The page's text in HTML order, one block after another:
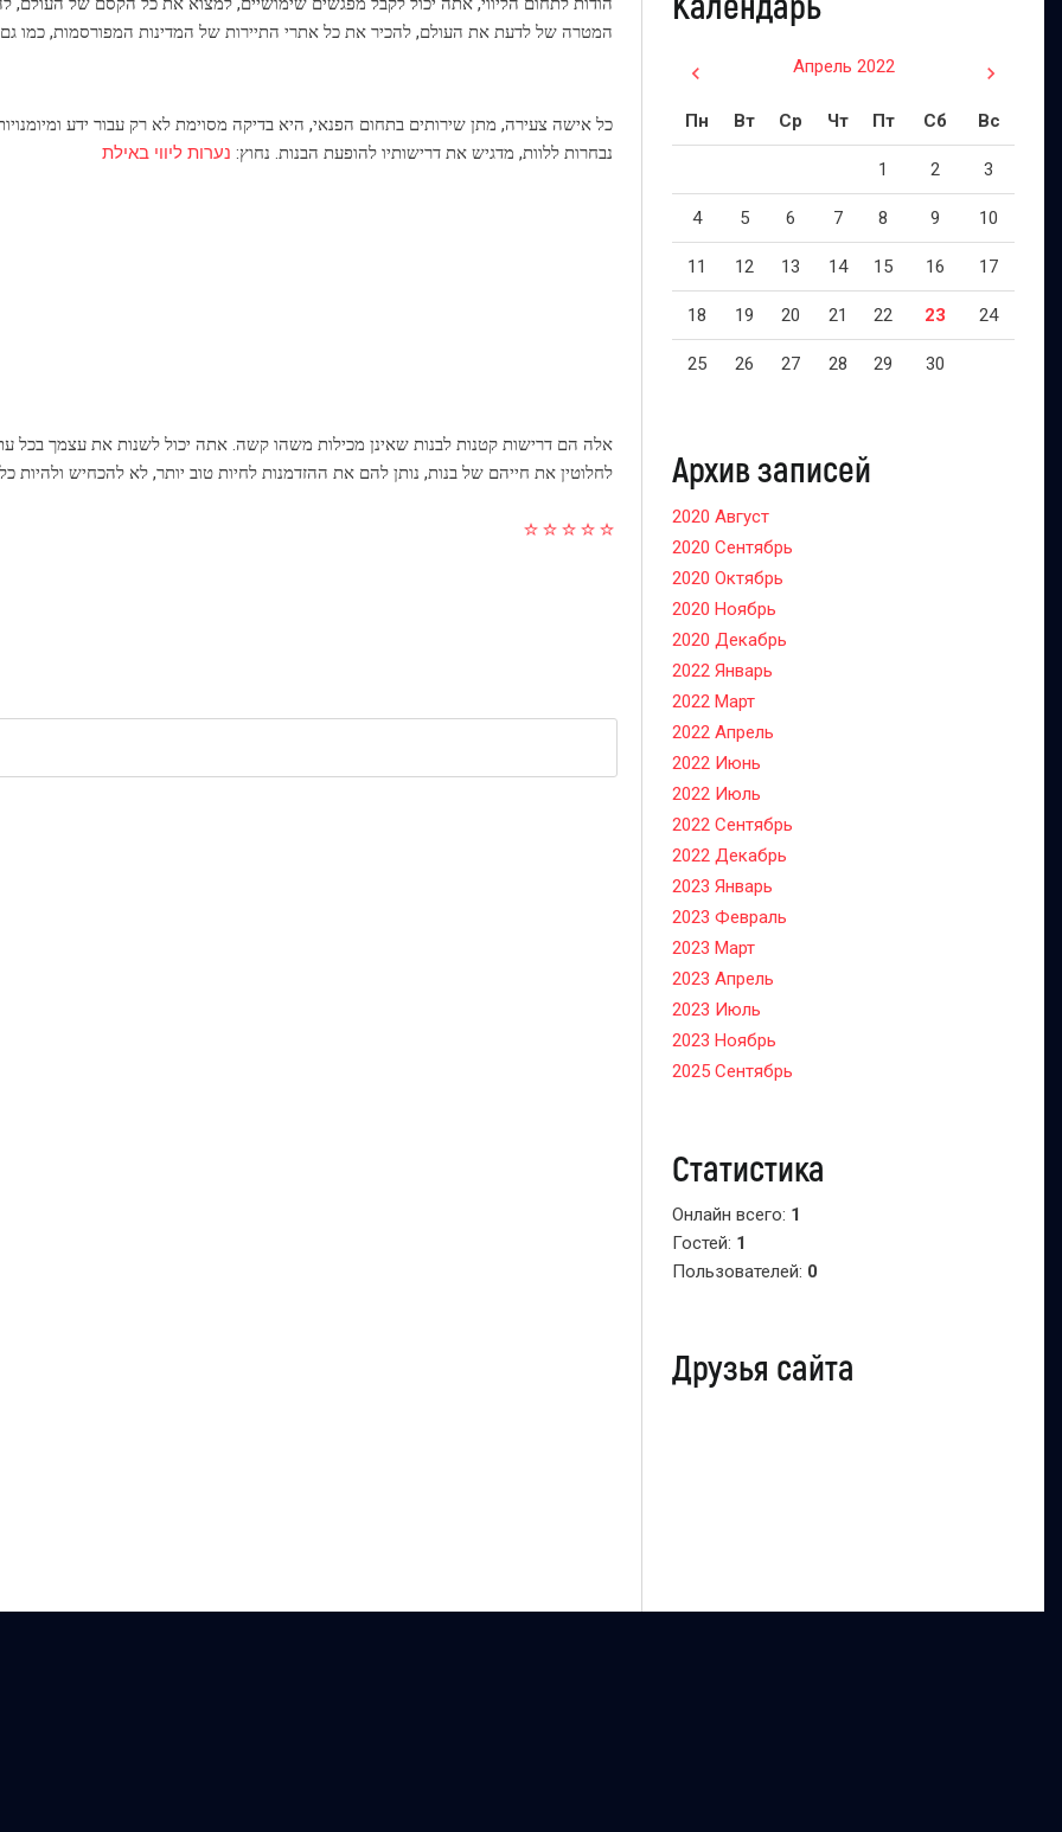
המטרה של לדעת את העולם, להכיר את כל אתרי התיירות של המדינות המפורסמות, כמו גם
כל אישה צעירה, מתן שירותים בתחום הפנאי, היא בדיקה מסוימת לא רק עבור ידע
נבחרות ללוות, מדגיש את דרישותיו להופעת הבנות. נחוץ: נערות ליווי באילת
אלה הם דרישות קטנות לבנות שאינן מכילות משהו קשה. אתה יכול לשנות את עצמך בכל
לחלוטין את חייהם של בנות, נותן להם את ההזדמנות לחיות טוב יותר, לא להכחיש ולהיות
Апрель 2022
Пн Вт Ср Чт Пт Сб Вс
1 2 3
4 5 6 7 8 9 10
11 12 13 14 15 16 17
18 19 20 21 22 23 24
25 26 27 28 29 30
Архив записей
2020 Август
2020 Сентябрь
2020 Октябрь
2020 Ноябрь
2020 Декабрь
2022 Январь
2022 Март
2022 Апрель
2022 Июнь
2022 Июль
2022 Сентябрь
2022 Декабрь
2023 Январь
2023 Февраль
2023 Март
2023 Апрель
2023 Июль
2023 Ноябрь
2025 Сентябрь
Статистика
Онлайн всего: 1
Гостей: 1
Пользователей: 0
Друзья сайта